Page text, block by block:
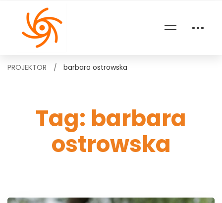
Tag: barbara
ostrowska
PROJEKTOR barbara ostrowska